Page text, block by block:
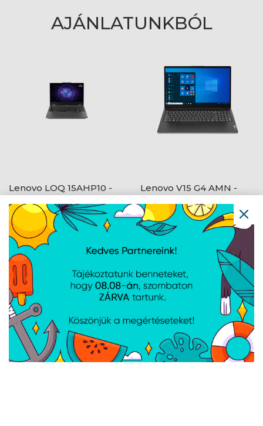
AJÁNLATUNKBÓL
Lenovo LOQ 15AHP10 -
FreeDOS - Luna Grey
Lenovo V15 G4 AMN -
FreeDOS - Business
Black
Lenovo Legion 5 15AHP11
ÚJDONSÁG
Lenovo IdeaPad Slim 3